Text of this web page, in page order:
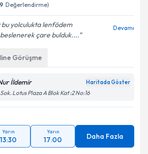
işlenmesine ilişkin
ve kişisel verilerimin belirtilen
işlenmesini kabul ediyorum.
Değerlendirme)
bu yolculukta lenfödem
çare bulduk....
Devamı
Görüşme
İldemir Haritada Göster
Lotus Plaza A Blok Kat :2 No:16
Yarın
13:30
Yarın
17:00 Daha Fazla